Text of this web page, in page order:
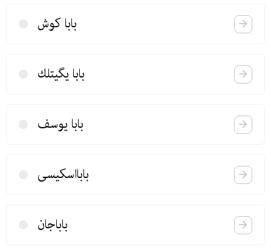
بابا كوش
بابا یگیتلك
بابا یوسف
بابااسكیسی
باباجان